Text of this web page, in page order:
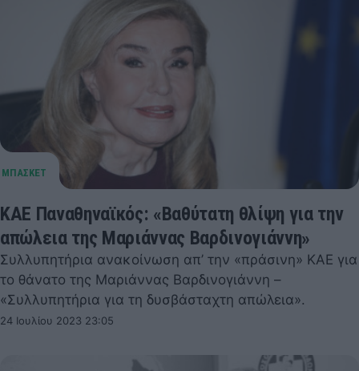
ΚΑΕ Παναθηναϊκός: «Βαθύτατη θλίψη για την
απώλεια της Μαριάννας Βαρδινογιάννη»
Συλλυπητήρια ανακοίνωση απ’ την «πράσινη» ΚΑΕ για
το θάνατο της Μαριάννας Βαρδινογιάννη –
«Συλλυπητήρια για τη δυσβάσταχτη απώλεια».
24 Ιουλίου 2023 23:05